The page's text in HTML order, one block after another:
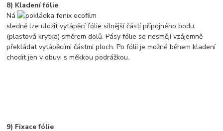
8) Kladení fólie
Ná
sledně lze uložit vytápěcí fólie silnější částí přípojného bodu
(plastová krytka) směrem dolů. Pásy fólie se nesmějí vzájemně
překládat vytápěcími částmi ploch. Po fólii je možné během kladení
chodit jen v obuvi s měkkou podrážkou.
9) Fixace fólie